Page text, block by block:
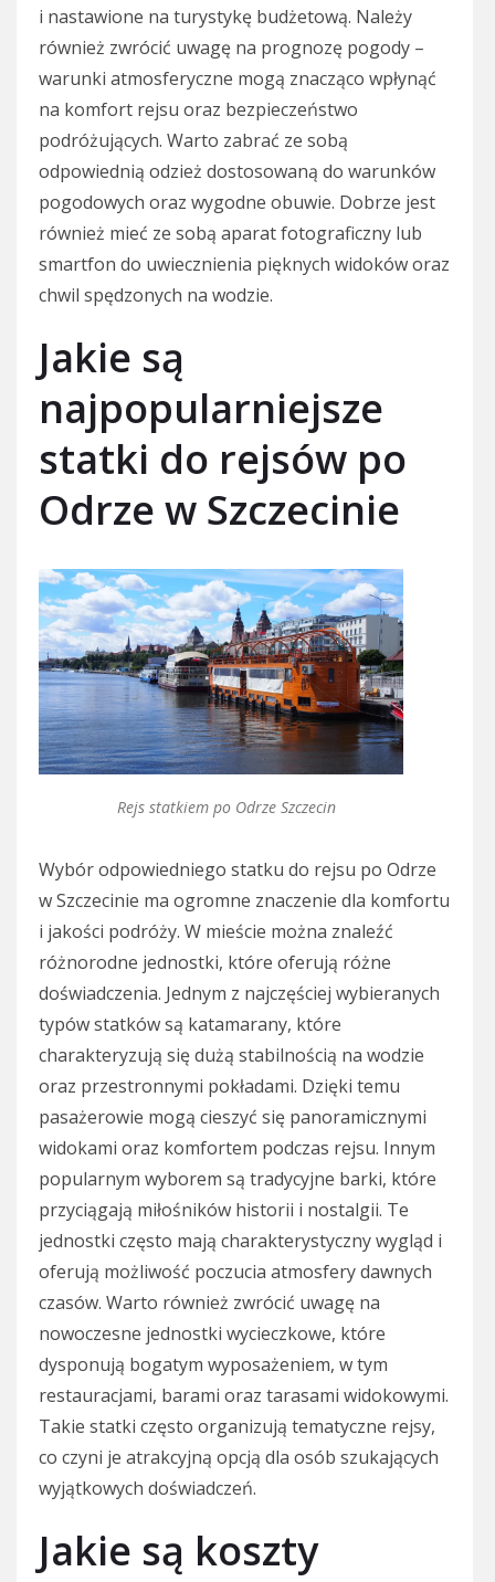
i nastawione na turystykę budżetową. Należy
również zwrócić uwagę na prognozę pogody –
warunki atmosferyczne mogą znacząco wpłynąć
na komfort rejsu oraz bezpieczeństwo
podróżujących. Warto zabrać ze sobą
odpowiednią odzież dostosowaną do warunków
pogodowych oraz wygodne obuwie. Dobrze jest
również mieć ze sobą aparat fotograficzny lub
smartfon do uwiecznienia pięknych widoków oraz
chwil spędzonych na wodzie.
Jakie są
najpopularniejsze
statki do rejsów po
Odrze w Szczecinie
Rejs statkiem po Odrze Szczecin
Wybór odpowiedniego statku do rejsu po Odrze
w Szczecinie ma ogromne znaczenie dla komfortu
i jakości podróży. W mieście można znaleźć
różnorodne jednostki, które oferują różne
doświadczenia. Jednym z najczęściej wybieranych
typów statków są katamarany, które
charakteryzują się dużą stabilnością na wodzie
oraz przestronnymi pokładami. Dzięki temu
pasażerowie mogą cieszyć się panoramicznymi
widokami oraz komfortem podczas rejsu. Innym
popularnym wyborem są tradycyjne barki, które
przyciągają miłośników historii i nostalgii. Te
jednostki często mają charakterystyczny wygląd i
oferują możliwość poczucia atmosfery dawnych
czasów. Warto również zwrócić uwagę na
nowoczesne jednostki wycieczkowe, które
dysponują bogatym wyposażeniem, w tym
restauracjami, barami oraz tarasami widokowymi.
Takie statki często organizują tematyczne rejsy,
co czyni je atrakcyjną opcją dla osób szukających
wyjątkowych doświadczeń.
Jakie są koszty